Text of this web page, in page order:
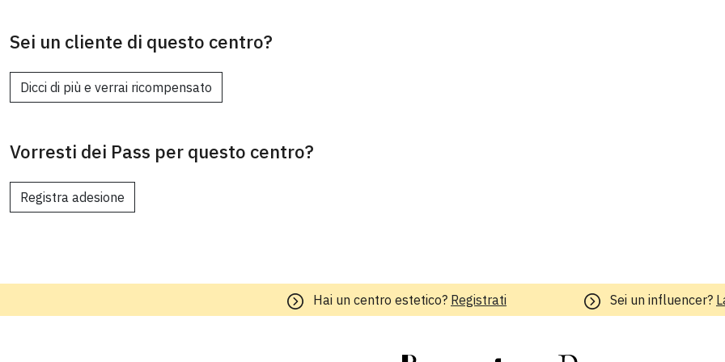
Sei un cliente di questo centro?
Dicci di più e verrai ricompensato
Vorresti dei Pass per questo centro?
Registra adesione
Hai un centro estetico? Registrati Sei un influencer?